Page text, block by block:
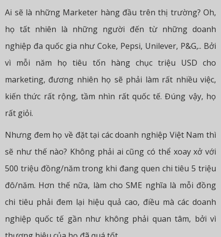
Ai sẽ là những Marketer hàng đầu trên thị trường? Oh,
họ tất nhiên là những người đến từ những doanh
nghiệp đa quốc gia như Coke, Pepsi, Unilever, P&G,.. Bởi
vì mỗi năm họ tiêu tốn hàng chục triệu USD cho
marketing, đương nhiên họ sẽ phải làm rất nhiều việc,
kiến thức rất rộng, tầm nhìn rất quốc tế. Đúng vậy, họ
rất giỏi.
Nhưng đem họ về đặt tại các doanh nghiệp Việt Nam thì
sẽ như thế nào? Không phải ai cũng có thể xoay xở với
500 triệu đồng/năm trong khi đang quen chi tiêu 5 triệu
đô/năm. Hơn thế nữa, làm cho SME nghĩa là mỗi đồng
chi tiêu phải đem lại hiệu quả cao, điều mà các doanh
nghiệp quốc tế gần như không phải quan tâm, bởi vì